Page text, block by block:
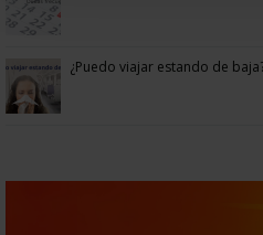
¿Puedo viajar estando de